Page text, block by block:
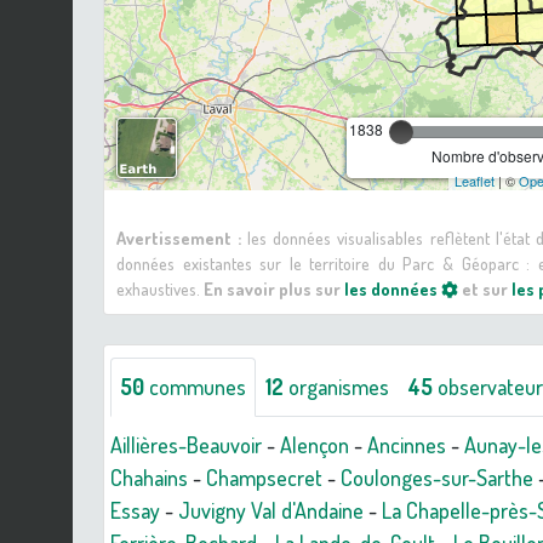
1838
Nombre
Leaflet| ©
Avertissement : les données visualisables reflètent l'état
données existantes sur le territoire du Parc & Géoparc :
exhaustives. En savoir plus sur les données et sur les
50 communes 12 organismes 45
Aillières-Beauvoir-Alençon -Ancinnes -Aunay-
Chahains - Champsecret- Coulonges-sur-Sarthe
Essay- Juvigny Val d'Andaine - La Chapelle-près-